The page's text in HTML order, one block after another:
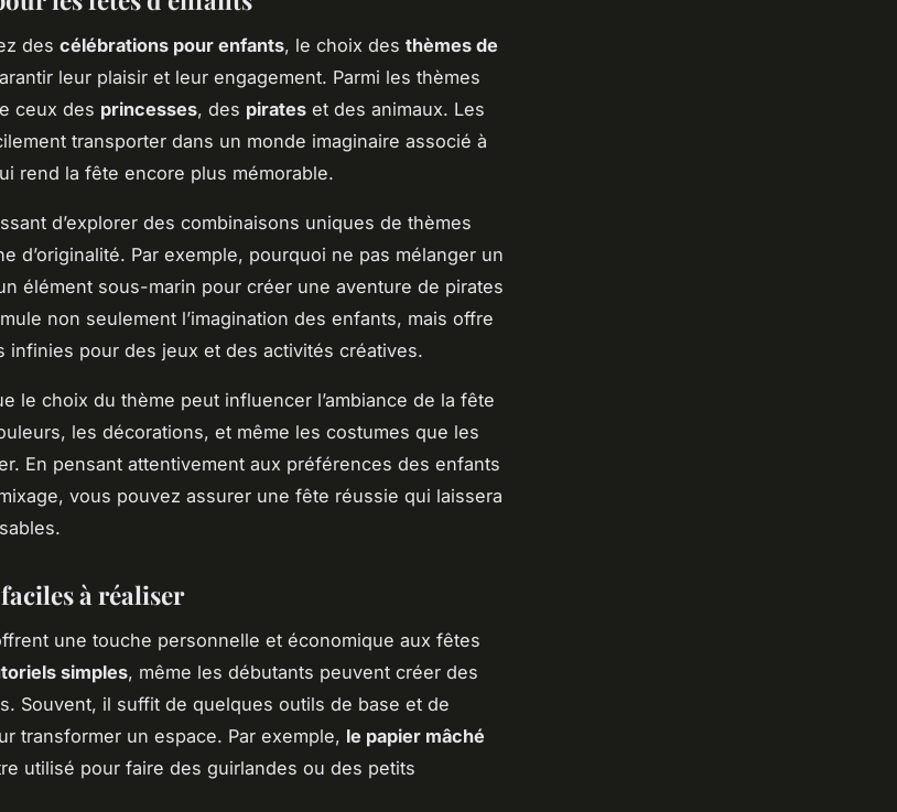
des célébrations pour enfants, le choix des thèmes de
leur plaisir et leur engagement. Parmi les thèmes
ceux des princesses, des pirates et des animaux. Les
transporter dans un monde imaginaire associé à
rend la fête encore plus mémorable.
d’explorer des combinaisons uniques de thèmes
d’originalité. Par exemple, pourquoi ne pas mélanger un
élément sous-marin pour créer une aventure de pirates
non seulement l’imagination des enfants, mais offre
infinies pour des jeux et des activités créatives.
le choix du thème peut influencer l’ambiance de la fête
les décorations, et même les costumes que les
En pensant attentivement aux préférences des enfants
vous pouvez assurer une fête réussie qui laissera
à réaliser
une touche personnelle et économique aux fêtes
simples, même les débutants peuvent créer des
Souvent, il suffit de quelques outils de base et de
transformer un espace. Par exemple, le papier mâché
utilisé pour faire des guirlandes ou des petits